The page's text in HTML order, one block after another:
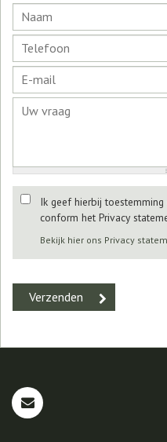
Ik geef hierbij
conform het Privacy
Bekijk hier ons Privacy